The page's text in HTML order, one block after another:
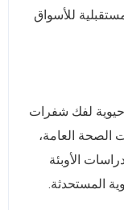
للأسواق
حيوية لفك شفرات
الصحة العامة،
الأوبئة
المستحدثة.